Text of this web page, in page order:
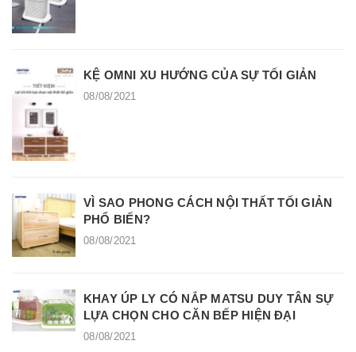
KỆ OMNI XU HƯỚNG CỦA SỰ TỐI GIẢN
08/08/2021
VÌ SAO PHONG CÁCH NỘI THẤT TỐI GIẢN
PHỔ BIẾN?
08/08/2021
KHAY ÚP LY CÓ NẮP MATSU DUY TÂN SỰ
LỰA CHỌN CHO CĂN BẾP HIỆN ĐẠI
08/08/2021